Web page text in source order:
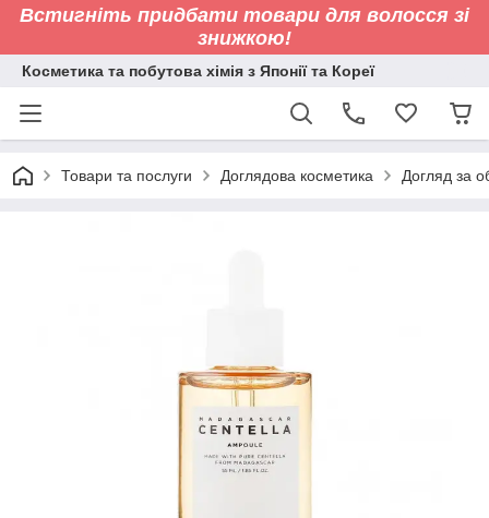
Встигніть придбати товари для волосся зі
знижкою!
Косметика та побутова хімія з Японії та Кореї
Товари та послуги Доглядова косметика Догляд за